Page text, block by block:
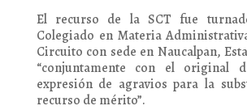
El recurso de la SCT fue
Colegiado en Materia
Circuito con sede en Naucalpan,
“conjuntamente con el original
expresión de agravios para la
recurso de mérito”.